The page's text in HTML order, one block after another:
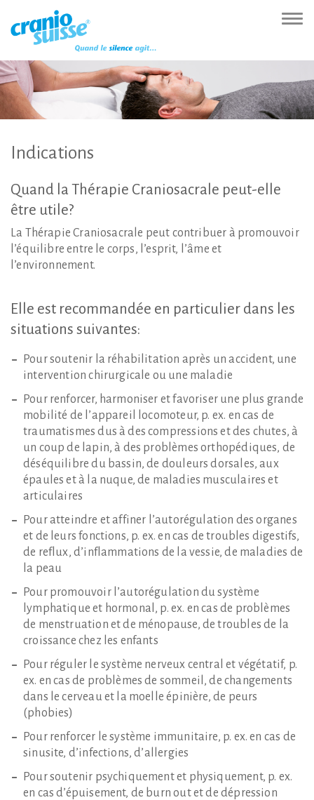
(Accesskey
Hauptnavigation
(Accesskey
Inhalt
(Accesskey
Sprachumschaltung
(Accesskey
Indications
Quand la Thérapie Craniosacrale peut-elle
être utile?
La Thérapie Craniosacrale peut contribuer à promouvoir
l’équilibre entre le corps, l’esprit, l’âme et
l’environnement.
Elle est recommandée en particulier dans les
situations suivantes:
Pour soutenir la réhabilitation après un accident, une
intervention chirurgicale ou une maladie
Pour renforcer, harmoniser et favoriser une plus grande
mobilité de l’appareil locomoteur, p. ex. en cas de
traumatismes dus à des compressions et des chutes, à
un coup de lapin, à des problèmes orthopédiques, de
déséquilibre du bassin, de douleurs dorsales, aux
épaules et à la nuque, de maladies musculaires et
articulaires
Pour atteindre et affiner l’autorégulation des organes
et de leurs fonctions, p. ex. en cas de troubles digestifs,
de reflux, d’inflammations de la vessie, de maladies de
la peau
Pour promouvoir l’autorégulation du système
lymphatique et hormonal, p. ex. en cas de problèmes
de menstruation et de ménopause, de troubles de la
croissance chez les enfants
Pour réguler le système nerveux central et végétatif, p.
ex. en cas de problèmes de sommeil, de changements
dans le cerveau et la moelle épinière, de peurs
(phobies)
Pour renforcer le système immunitaire, p. ex. en cas de
sinusite, d’infections, d’allergies
Pour soutenir psychiquement et physiquement, p. ex.
en cas d’épuisement, de burn out et de dépression